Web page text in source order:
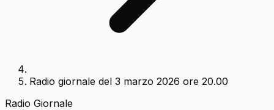
Radio giornale del 3 marzo 2026 ore 20.00
Radio Giornale